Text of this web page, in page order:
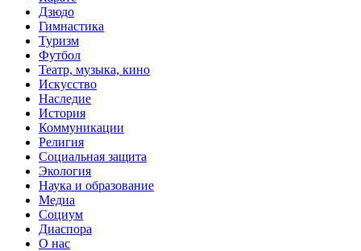
Дзюдо
Гимнастика
Туризм
Футбол
Театр, музыка, кино
Искусство
Наследие
История
Коммуникации
Религия
Социальная защита
Экология
Наука и образование
Медиа
Социум
Диаспора
О нас